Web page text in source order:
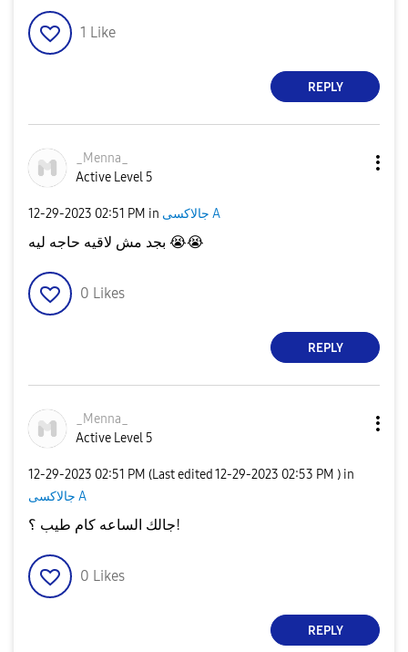
1 Like
REPLY
_Menna_
Active Level 5
‎12-29-2023 02:51 PM in جالاكسى A
😭😭
0 Likes
REPLY
_Menna_
Active Level 5
‎12-29-2023 02:51 PM (Last edited ‎12-29-2023 02:53 PM ) in
جالاكسى A
جالك الساعه كام طيب ؟!
0 Likes
REPLY